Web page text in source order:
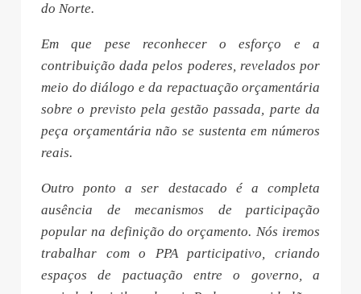
do Norte.
Em que pese reconhecer o esforço e a
contribuição dada pelos poderes, revelados por
meio do diálogo e da repactuação orçamentária
sobre o previsto pela gestão passada, parte da
peça orçamentária não se sustenta em números
reais.
Outro ponto a ser destacado é a completa
ausência de mecanismos de participação
popular na definição do orçamento. Nós iremos
trabalhar com o PPA participativo, criando
espaços de pactuação entre o governo, a